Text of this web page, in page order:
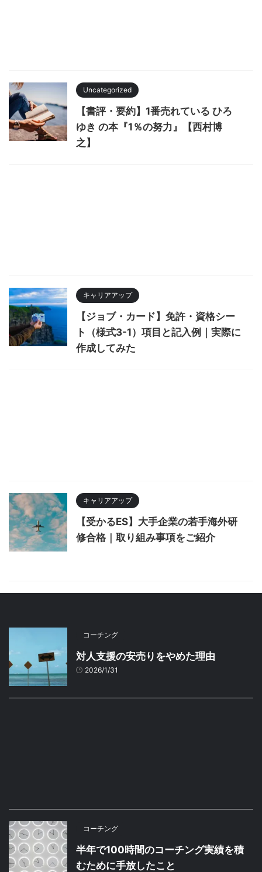
Uncategorized
【書評・要約】1番売れている ひろ
ゆき の本『1％の努力』【西村博
之】
キャリアアップ
【ジョブ・カード】免許・資格シー
ト（様式3-1）項目と記入例｜実際に
作成してみた
キャリアアップ
【受かるES】大手企業の若手海外研
修合格｜取り組み事項をご紹介
コーチング
対人支援の安売りをやめた理由
2026/1/31
コーチング
半年で100時間のコーチング実績を積
むために手放したこと